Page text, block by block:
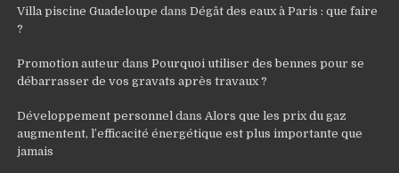
Villa piscine Guadeloupe dansDégât des eaux à Paris : que faire
?
Promotion auteur dansPourquoi utiliser des bennes pour se
débarrasser de vos gravats après travaux ?
Développement personnel dans Alors que les prix du gaz
augmentent, l’efficacité énergétique est plus importante que
jamais